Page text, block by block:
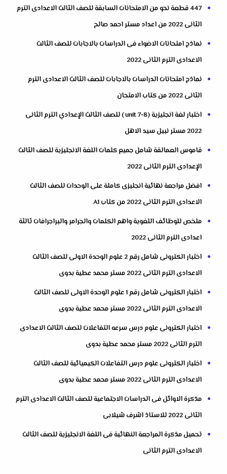
447 قطعة نحو من الامتحانات السابقة للصف الثالث الاعدادى الترم
الثانى 2022 من اعداد مستر احمد صالح
نماذج امتحانات الاضواء فى الدراسات بالاجابات للصف الثالث
الاعدادى الترم الثانى 2022
نماذج امتحانات الدراسات بالاجابات للصف الثالث الاعدادى الترم
الثانى 2022 من كتاب الامتحان
اختبار لغة انجليزية (unit 7-8 ) للصف الثالث الإعدادي الترم الثانى
2022 مستر نبيل سيد الاهل
قاموس العمالقة شامل جميع كلمات اللغة الانجليزية للصف الثالث
الإعدادى الترم الثانى 2022
افضل مراجعة نهائية انجليزى كاملة على الوحدات للصف الثالث
الاعدادى الترم الثانى 2022 من كتاب A1
ملخص للوظائف اللغوية واهم الكلمات والجرامر والبراجرافات ثالثة
اعدادى الترم الثانى 2022
اختبار الكترونى شامل رقم 2 علوم الوحدة الاولى للصف الثالث
الاعدادى الترم الثانى 2022 مستر محمد عطية بدوى
اختبار الكترونى شامل رقم 1 علوم الوحدة الاولى للصف الثالث
الاعدادى الترم الثانى 2022 مستر محمد عطية بدوى
اختبار الكترونى علوم درس سرعه التفاعلات للصف الثالث الاعدادى
الترم الثانى 2022 مستر محمد عطية بدوى
اختبار الكترونى علوم درس التفاعلات الكيميائية للصف الثالث
الاعدادى الترم الثانى 2022 مستر محمد عطية بدوى
مذكرة الاوائل فى الدراسات الاجتماعية للصف الثالث الاعدادى الترم
الثانى 2022 للاستاذ اشرف شيلابى
تحميل مذكرة المراجعة النهائية فى اللغة الانجليزية للصف الثالث
الاعدادى الترم الثانى